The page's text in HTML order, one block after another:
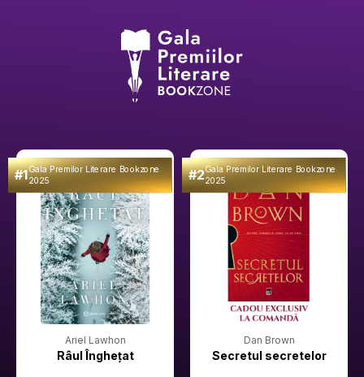
#1Gala Premilor Literare Bookzone
2025
Ariel Lawhon
Râul Înghețat
#2Gala Premilor Literare Bookzone
2025
Dan Brown
Secretul secretelor